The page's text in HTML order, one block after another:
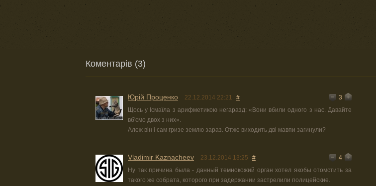
Коментарів (3)
Юрiй Проценко 22.12.2014 22:21 #
3
Щось у Ісмаїла з арифметикою негаразд: «Вони вбили одного з нас. Давайте
вб'ємо двох з них».
Алеж він і сам гризе землю зараз. Отже виходить дві мавпи загинули?
Vladimir Kaznacheev 23.12.2014 13:25 #
4
Ну так причина была - данный темнокожий орган хотел якобы отомстить за
такого же собрата, которого при задержании застрелили полицейские.